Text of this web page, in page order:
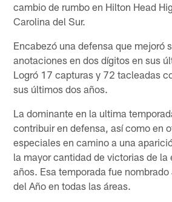
cambio de rumbo en Hilton Head
Carolina del Sur.
Encabezó una defensa que mejoró
anotaciones en dos dígitos en sus
Logró 17 capturas y 72 tacleadas
sus últimos dos años.
La dominante en la ultima
contribuir en defensa, así como en
especiales en camino a una
la mayor cantidad de victorias de
años. Esa temporada fue
del Año en todas las áreas.